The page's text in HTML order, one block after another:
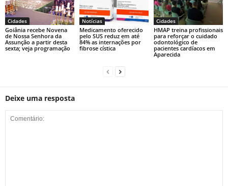
Cidades
Goiânia recebe Novena
de Nossa Senhora da
Assunção a partir desta
sexta; veja programação
Notícias
Medicamento oferecido
pelo SUS reduz em até
84% as internações por
fibrose cística
Cidades
HMAP treina profissionais
para reforçar o cuidado
odontológico de
pacientes cardíacos em
Aparecida
Deixe uma resposta